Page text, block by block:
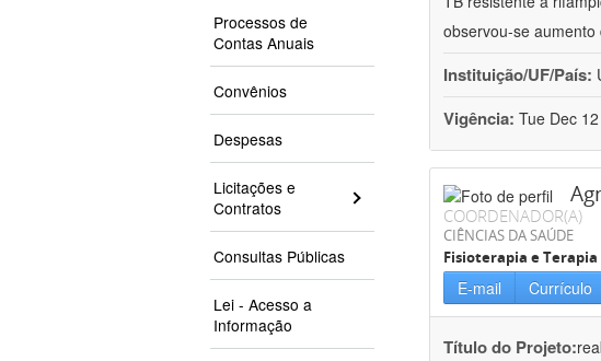
Processos de
Contas Anuais
Convênios
Despesas
Licitações e
Contratos
Consultas Públicas
Lei - Acesso a
Informação
observou-se
Instituição/UF/País:
Vigência: Tue Dec
COORDENADOR(A)
CIÊNCIAS DA SAÚDE
Fisioterapia e
E-mail Currículo
Título do Projeto: